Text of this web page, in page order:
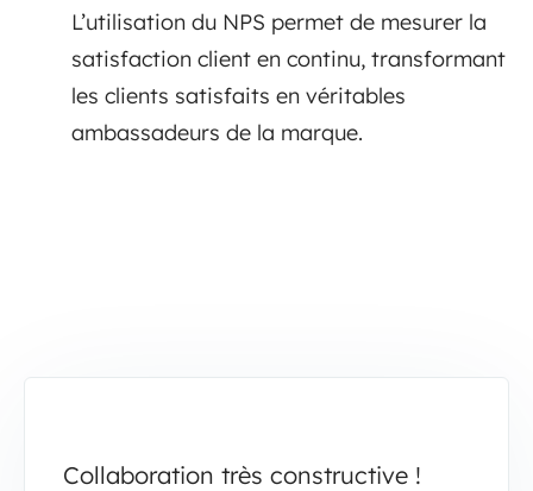
L’utilisation du NPS permet de mesurer la
satisfaction client en continu, transformant
les clients satisfaits en véritables
ambassadeurs de la marque.
Collaboration très constructive !